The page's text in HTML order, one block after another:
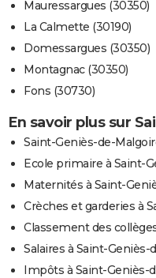
Mauressargues (30350)
La Calmette (30190)
Domessargues (30350)
Montagnac (30350)
Fons (30730)
En savoir plus sur
Saint-Geniès-de-
Ecole primaire à Saint-
Maternités à Saint-
Crèches et garderies à
Classement des
Salaires à Saint-Geniès-
Impôts à Saint-Geniès-